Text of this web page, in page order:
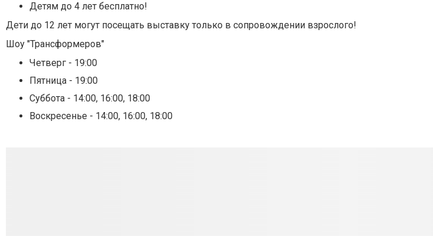
Детям до 4 лет бесплатно!
Дети до 12 лет могут посещать выставку только в сопровождении взрослого!
Шоу "Трансформеров"
Четверг - 19:00
Пятница - 19:00
Суббота - 14:00, 16:00, 18:00
Воскресенье - 14:00, 16:00, 18:00